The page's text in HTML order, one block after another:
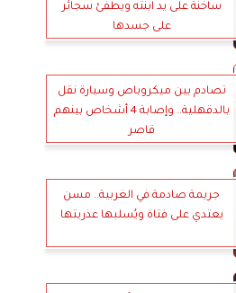
ساخنة على يد ابنته ويطفئ سجائر
على جسدها
تصادم بين ميكروباص وسيارة نقل
بالدقهلية.. وإصابة 4 أشخاص بينهم
قاصر
جريمة صادمة في الغربية.. مسن
يعتدي على فتاة ويُسلبها عذريتها